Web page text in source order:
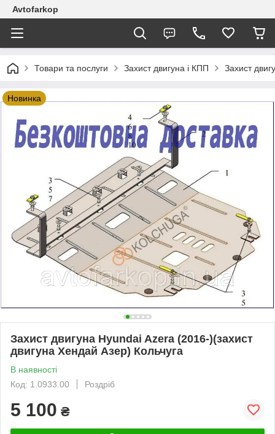
Avtofarkop
Товари та послуги Захист двигуна і КПП Захист
Новинка
Захист двигуна Hyundai Azera (2016-)(захист
двигуна Хендай Азер) Кольчуга
В наявності
Код: 1.0933.00
Роздріб
5 100 ₴